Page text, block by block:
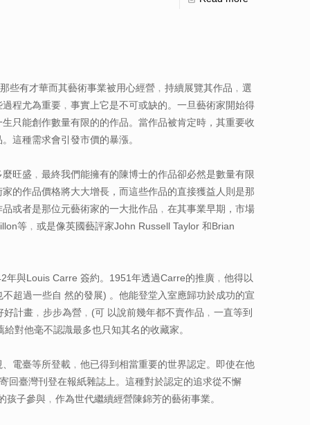
些有才華而其藝術事業被用心經營﹐持續展覽其作品﹐選
程尤為重要﹐事實上它是不可或缺的。一旦藝術家開始得
只能創作數量有限的的作品。當作品被肯定時，其重要收
這種需求會引發市價的暴漲。
旺盛﹐最終我們能擁有的陳博士的作品卻必然是數量有限
的作品價格將大大增長，而這些作品的直接獲益人則是那
或者是那位元藝術家的一大批作品﹐在其事業早期，市場
等﹐或是像英國藝評家John Russell Taylor 和Brian
與Louis Carre 簽約。1951年透過Carre的推廣﹐他得以
超過一些自 然的發展) 。他能登堂入室應歸功於成功的宣
計畫﹐步步為營﹐(可 以說前幾年都不賣作品﹐一直等到
對他毫不認識最多也只知其名的收藏家。
電臺等所登載﹐他已得到相當重要的世界認定。即使在他
回臺灣刊登在報紙雜誌上。這種對於認定的追求從不懈
子參與﹐作為世代繼續經營陳錦芳的藝術事業。